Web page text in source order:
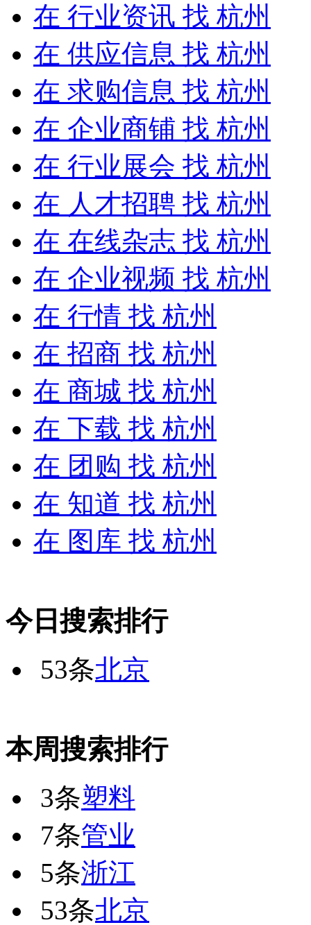
在 行业资讯 找 杭州
在 供应信息 找 杭州
在 求购信息 找 杭州
在 企业商铺 找 杭州
在 行业展会 找 杭州
在 人才招聘 找 杭州
在 在线杂志 找 杭州
在 企业视频 找 杭州
在 行情 找 杭州
在 招商 找 杭州
在 商城 找 杭州
在 下载 找 杭州
在 团购 找 杭州
在 知道 找 杭州
在 图库 找 杭州
今日搜索排行
53条北京
本周搜索排行
3条塑料
7条管业
5条浙江
53条北京